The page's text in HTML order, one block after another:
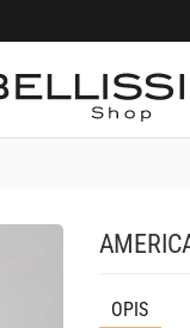
OPIS